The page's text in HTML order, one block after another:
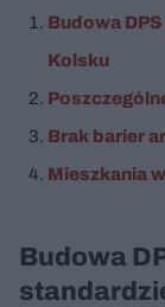
Budowa
Kolsku
Brak barier
Mieszkania
Budowa